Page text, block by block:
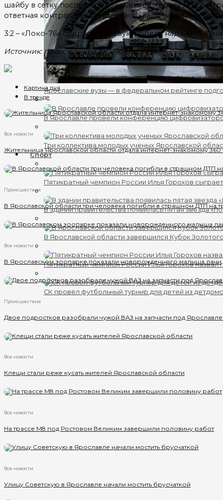
Ярославские вузы — в федеральном рейтинге
В Ярославле провели конференцию
Три коллектива молодых ученых Ярославской
Спорт
Пятикратный чемпион России Илья Горохов
В здании правительства появилась пятая звезда
В Ярославской области завершился Кубок
Пятикратный чемпион России Илья Горохов
СК провёл футбольный турнир для детей из
шайбу в сетку после передачи Сергея Черняева, 2:2.
ответная контратака завершилась хладнокровным
3:2 – «Локо-76» одержал волевую победу над «АКМ-
Источник: пресс-служба ХК «Локомотив»
Картина дня
В тренде
Все новости
Жительница Ярославской области отдала интернет-знакомому 360
Происшествия
В Ярославской области три человека погибли в страшном ДТП на
Все новости
В Ярославском зоопарке показали новорожденного малыша лани
Происшествия
Двое подростков разобрали чужой ВАЗ на запчасти под
Все новости
Клещи стали реже кусать жителей Ярославской области
Все новости
На трассе М8 под Ростовом Великим завершили половину работ
Все новости
Улицу Советскую в Ярославле начали мостить брусчаткой